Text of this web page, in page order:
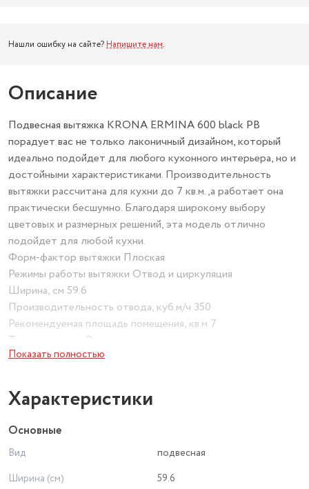
Нашли ошибку на сайте? Напишите нам.
Описание
Подвесная вытяжка KRONA ERMINA 600 black PB
порадует вас не только лаконичный дизайном, который
идеально подойдет для любого кухонного интерьера, но и
достойными характеристиками. Производительность
вытяжки рассчитана для кухни до 7 кв.м.,а работает она
практически бесшумно. Благодаря широкому выбору
цветовых и размерных решений, эта модель отлично
подойдет для любой кухни.
Форм-фактор вытяжки Плоская
Режимы работы вытяжки Отвод и циркуляция
Ширина, см 59.6
Производительность отвода, куб.м/ч 350
Рекомендуемая площадь помещения, кв.м 7
Тип управления Электронное
Количество двигателей 1
Вид фильтра вытяжки Угольный
Установка вытяжки Пристенная
Показать полностью
Характеристики
Основные
Вид
подвесная
Ширина (см)
59.6